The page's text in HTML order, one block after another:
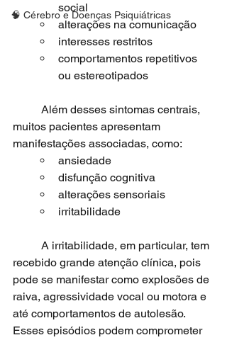
🧠 Cérebro e Doenças Psiquiátricas
social
alterações na comunicação
interesses restritos
comportamentos repetitivos
ou estereotipados
muitos pacientes apresentam
manifestações associadas, como:
ansiedade
disfunção cognitiva
alterações sensoriais
irritabilidade
recebido grande atenção clínica, pois
pode se manifestar como explosões de
raiva, agressividade vocal ou motora e
até comportamentos de autolesão.
Esses episódios podem comprometer